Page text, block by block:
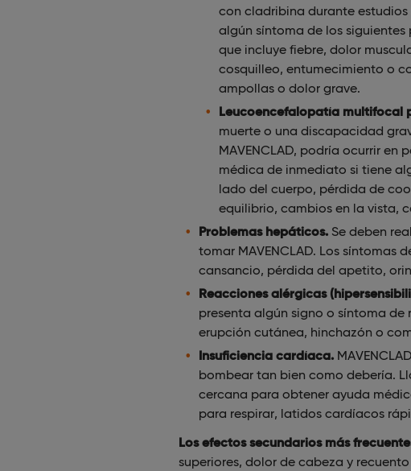
con cladribina durante
algún síntoma de los
que incluye fiebre, dolor
cosquilleo, entumecimiento o
ampollas o dolor grave.
Leucoencefalopatía multifocal
muerte o una discapacidad
MAVENCLAD, podría ocurrir
médica de inmediato si tiene
lado del cuerpo, pérdida de
equilibrio, cambios en la vista,
Problemas hepáticos. Se deben
tomar MAVENCLAD. Los síntomas
cansancio, pérdida del apetito,
Reacciones alérgicas
presenta algún signo o síntoma de
erupción cutánea, hinchazón o
Insuficiencia cardíaca.
bombear tan bien como debería.
cercana para obtener ayuda
para respirar, latidos cardíacos
Los efectos secundarios más
superiores, dolor de cabeza y